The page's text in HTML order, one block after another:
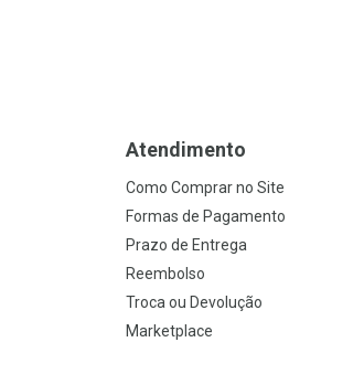
Atendimento
Como Comprar no Site
Formas de Pagamento
Prazo de Entrega
Reembolso
Troca ou Devolução
Marketplace